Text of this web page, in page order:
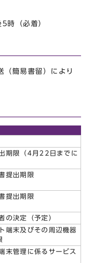
（必着）
（簡易書留）により
期限（4月22日までに
提出期限
提出期限
の決定（予定）
端末及びその周辺機器
末管理に係るサービス